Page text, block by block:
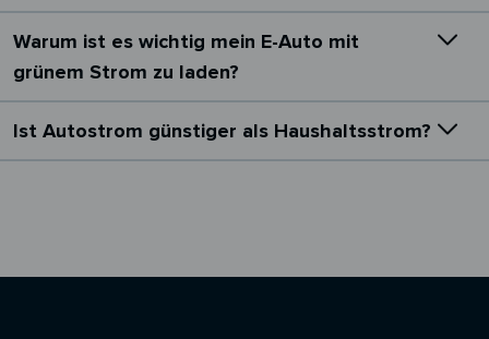
Warum ist es wichtig mein E-Auto mit
grünem Strom zu laden?
Ist Autostrom günstiger als Haushaltsstrom?